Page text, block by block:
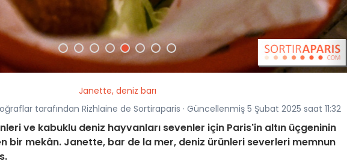
Janette, deniz barı
tarafından Rizhlaine de Sortiraparis · Güncellenmiş 5 Şubat 2025 saat 11:32
ve kabuklu deniz hayvanları sevenler için Paris'in altın üçgeninin
bir mekân. Janette, bar de la mer, deniz ürünleri severleri memnun